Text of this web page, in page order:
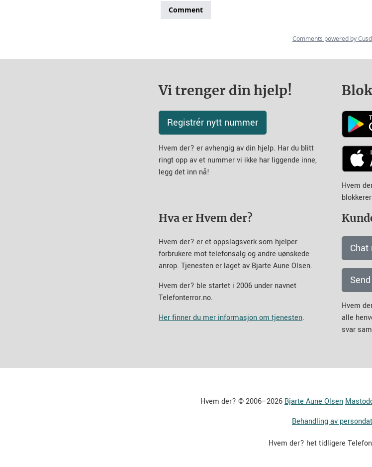
Vi trenger din hjelp!
Registrér nytt nummer
Hvem der? er avhengig av din hjelp. Har du blitt
ringt opp av et nummer vi ikke har liggende inne,
legg det inn nå!
Hvem
Hva er Hvem der?
Hvem der? er et oppslagsverk som hjelper
forbrukere mot telefonsalg og andre uønskede
anrop. Tjenesten er laget av Bjarte Aune Olsen.
Hvem der? ble startet i 2006 under navnet
Telefonterror.no.
Her finner du mer informasjon om tjenesten.
Hvem
alle
svar
Hvem der? © 2006–2026 Bjarte Aune Olsen
Behandling av
Hvem der? het tidligere